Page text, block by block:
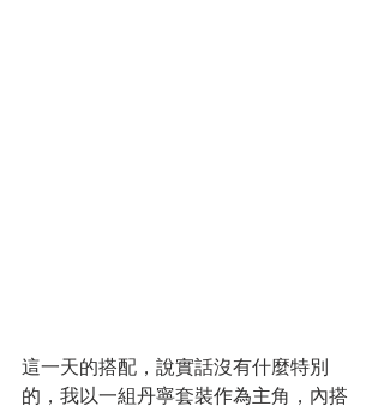
這一天的搭配，說實話沒有什麼特別
的，我以一組丹寧套裝作為主角，內搭